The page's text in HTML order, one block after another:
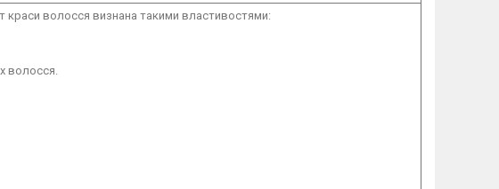
краси волосся визнана такими властивостями:
волосся.